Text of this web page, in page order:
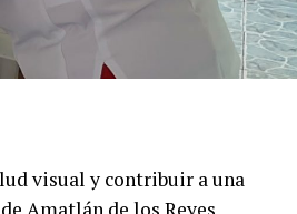
visual y contribuir a una
Amatlán de los Reyes